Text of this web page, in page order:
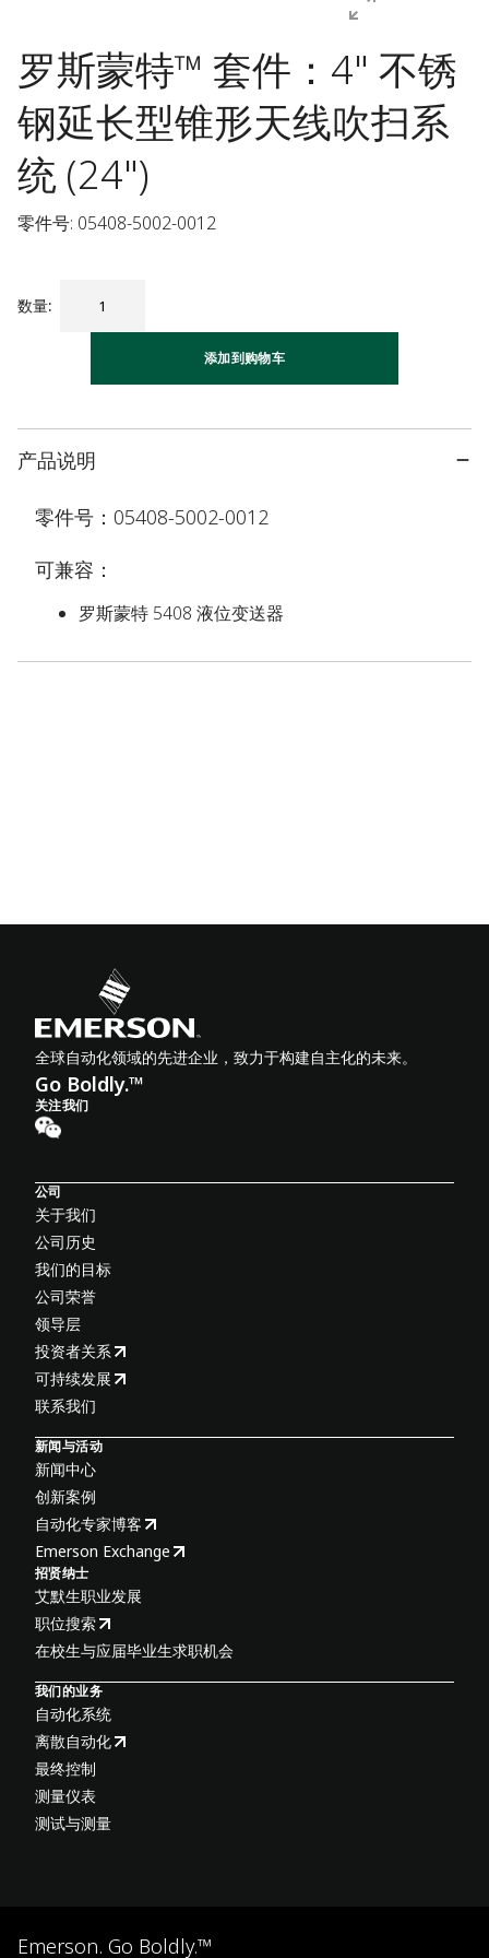
罗斯蒙特™ 套件：4" 不锈
钢延长型锥形天线吹扫系
统 (24")
零件号: 05408-5002-0012
数量:
添加到购物车
产品说明
零件号：05408-5002-0012
可兼容：
罗斯蒙特 5408 液位变送器
全球自动化领域的先进企业，致力于构建自主化的未来。
Go Boldly.™
关注我们
公司
关于我们
公司历史
我们的目标
公司荣誉
领导层
投资者关系
可持续发展
联系我们
新闻与活动
新闻中心
创新案例
自动化专家博客
Emerson Exchange
招贤纳士
艾默生职业发展
职位搜索
在校生与应届毕业生求职机会
我们的业务
自动化系统
离散自动化
最终控制
测量仪表
测试与测量
Emerson. Go Boldly.™